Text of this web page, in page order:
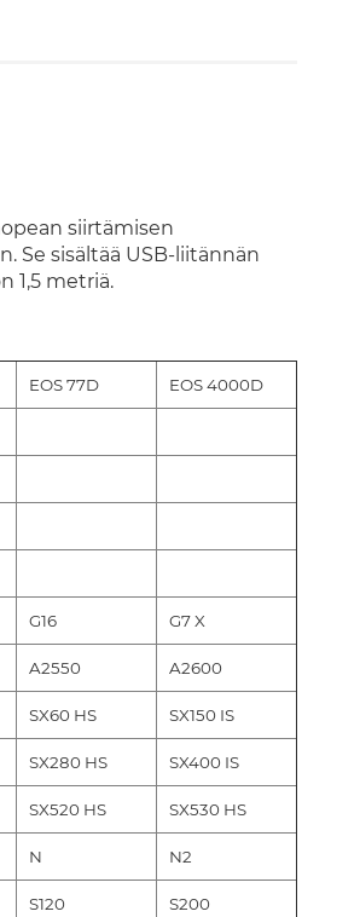
siirtämisen
Se sisältää USB-liitännän
1,5 metriä.
EOS 77D EOS 4000D
G16 G7 X
A2550 A2600
SX60 HS SX150 IS
SX280 HS SX400 IS
SX520 HS SX530 HS
N N2
S120 S200